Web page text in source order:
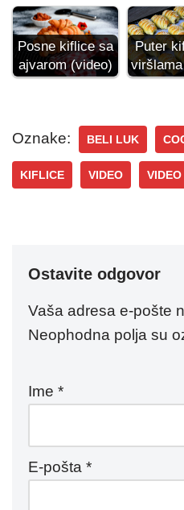
Posne kiflice sa
ajvarom (video)
Puter
Oznake: BELI LUK
KIFLICE VIDEO
Ostavite odgovor
Vaša adresa e-pošte
Neophodna polja su
Ime *
E-pošta *